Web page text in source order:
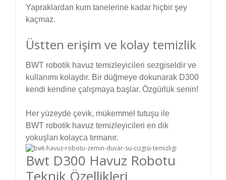
Yapraklardan kum tanelerine kadar hiçbir şey
kaçmaz.
Üstten erişim ve kolay temizlik
BWT robotik havuz temizleyicileri sezgiseldir ve
kullanımı kolaydır. Bir düğmeye dokunarak D300
kendi kendine çalışmaya başlar. Özgürlük senin!
Her yüzeyde çevik, mükemmel tutuşu ile
BWT robotik havuz temizleyicileri en dik
yokuşları kolayca tırmanır.
Bwt D300 Havuz Robotu
Teknik Özellikleri